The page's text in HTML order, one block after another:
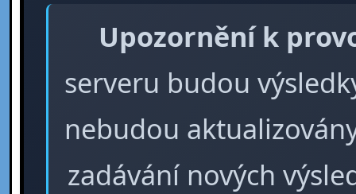
Upozornění k
serveru budou
nebudou
zadávání nových